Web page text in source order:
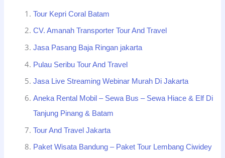
Tour Kepri Coral Batam
CV. Amanah Transporter Tour And Travel
Jasa Pasang Baja Ringan jakarta
Pulau Seribu Tour And Travel
Jasa Live Streaming Webinar Murah Di Jakarta
Aneka Rental Mobil – Sewa Bus – Sewa Hiace & Elf Di
Tanjung Pinang & Batam
Tour And Travel Jakarta
Paket Wisata Bandung – Paket Tour Lembang Ciwidey